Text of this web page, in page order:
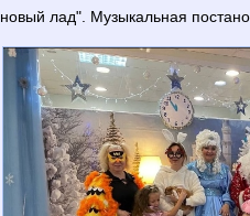
новый лад". Музыкальная